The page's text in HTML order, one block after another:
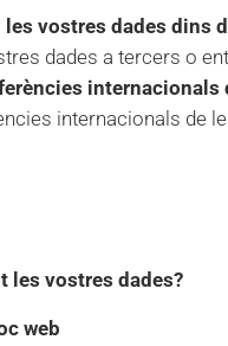
vostres dades dins
dades a tercers o
internacionals
internacionals de
les vostres dades?
web